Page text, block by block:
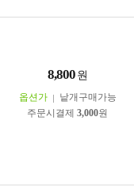
8,800 원
옵션가
낱개구매가능
주문시결제 3,000원